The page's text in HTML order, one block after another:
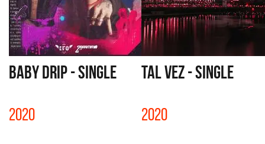
BABY DRIP - SINGLE
2020
TAL VEZ - SINGLE
2020